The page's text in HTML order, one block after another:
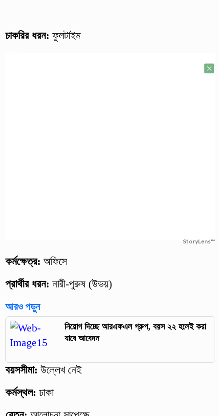
চাকরির ধরন: ফুলটাইম
StoryLens™
কর্মক্ষেত্র: অফিসে
প্রার্থীর ধরন: নারী-পুরুষ (উভয়)
আরও পড়ুন
নিয়োগ দিচ্ছে আরএফএল গ্রুপ, বয়স ২২ হলেই করা
যাবে আবেদন
বয়সসীমা: উল্লেখ নেই
কর্মস্থল: ঢাকা